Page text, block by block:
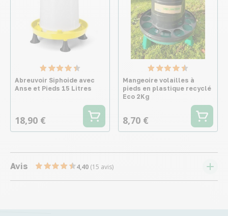
Abreuvoir Siphoide avec
Anse et Pieds 15 Litres
18,90 €
Mangeoire volailles à
pieds en plastique recyclé
Eco 2Kg
8,70 €
Avis 4,40 (15 avis)